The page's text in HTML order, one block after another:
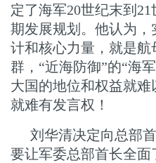
定了海军20世纪末到
期发展规划。他认为，
计和核心力量，就是
群，“近海防御”的“海
大国的地位和权益就
就难有发言权！
刘华清决定向总部
要让军委总部首长全面